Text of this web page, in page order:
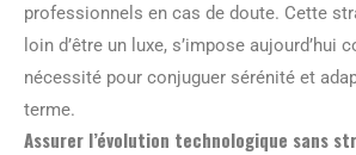
professionnels en cas de doute. Cette
loin d’être un luxe, s’impose aujourd’hui
nécessité pour conjuguer sérénité et
terme.
Assurer l’évolution technologique sans